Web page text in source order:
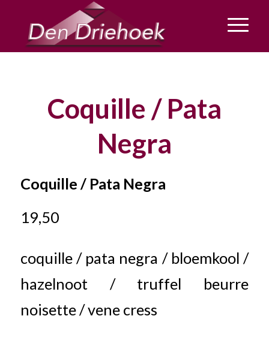
Coquille / Pata
Negra
Coquille / Pata Negra
19,50
coquille / pata negra / bloemkool /
hazelnoot / truffel beurre
noisette / vene cress